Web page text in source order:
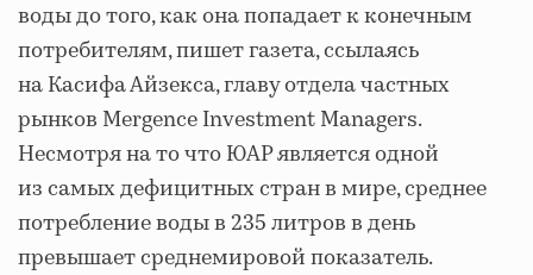
воды до того, как она попадает к конечным
потребителям, пишет газета, ссылаясь
на Касифа Айзекса, главу отдела частных
рынков Mergence Investment Managers.
Несмотря на то что ЮАР является одной
из самых дефицитных стран в мире, среднее
потребление воды в 235 литров в день
превышает среднемировой показатель.